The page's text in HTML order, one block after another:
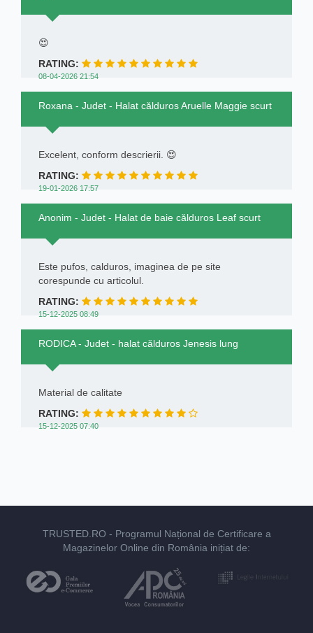
😍
RATING:
08-04-2026 21:54
Roxana - Judet - Halat călduros Aruelle Maggie scurt
Excelent, conform descrierii. 😍
RATING:
19-01-2026 17:57
Anonim - Judet - Halat de baie călduros Leaf scurt
Este pufos, calduros, imaginea de pe site
corespunde cu articolul.
RATING:
15-12-2025 08:49
RODICA - Judet - halat călduros Jenesis lung
Material de calitate
RATING:
15-12-2025 07:40
TRUSTED.RO - Programul Național de Certificare a
Magazinelor Online din România inițiat de: